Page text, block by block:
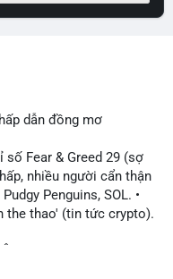
dẫn đồng mơ
số Fear & Greed 29 (sợ
nhiều người cẩn thận
Penguins, SOL. •
the thao' (tin tức crypto).
(tỷ giá) và 'giao thông'